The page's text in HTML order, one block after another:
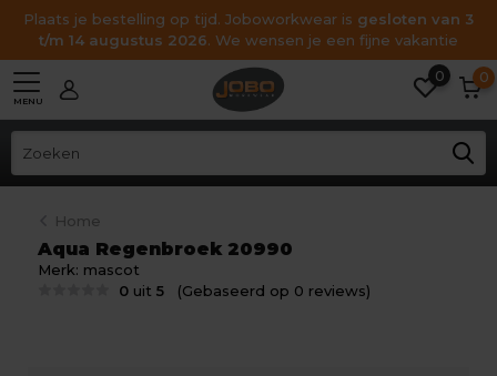
Plaats je bestelling op tijd. Joboworkwear is gesloten van 3
t/m 14 augustus 2026. We wensen je een fijne vakantie
MENU
0 0
Home
Aqua Regenbroek 20990
Merk: mascot
0 uit5 (Gebaseerd op 0 reviews)